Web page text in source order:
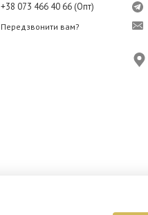
+38 073 466 40 66 (Опт)
Передзвонити вам?